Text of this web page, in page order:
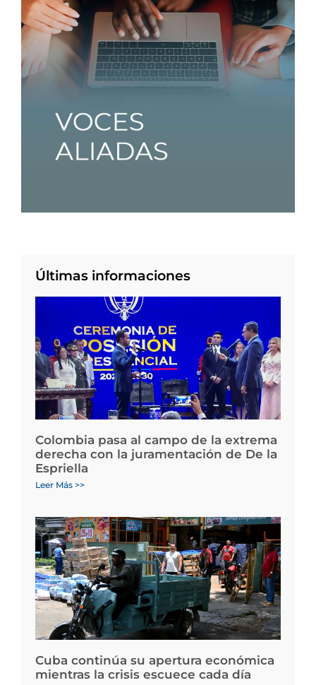
Últimas informaciones
Colombia pasa al campo de la extrema
derecha con la juramentación de De la
Espriella
Leer Más >>
Cuba continúa su apertura económica
mientras la crisis escuece cada día